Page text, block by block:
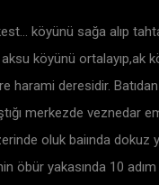
köyünü sağa alıp
aksu köyünü ortalayıp,ak
harami deresidir.
merkezde veznedar
oluk baiında dokuz
öbür yakasında 10